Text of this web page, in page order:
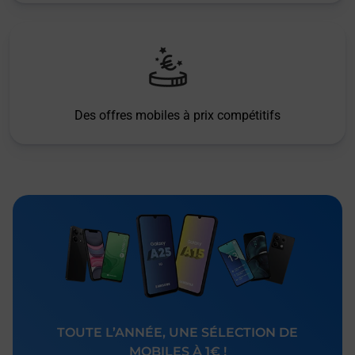
Des offres mobiles à prix compétitifs
TOUTE L’ANNÉE, UNE SÉLECTION DE
MOBILES À 1€ !